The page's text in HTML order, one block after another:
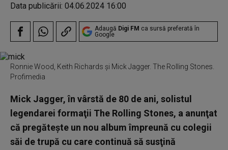
Data publicării: 04.06.2024 16:00
Adaugă Digi FM ca sursă preferată în
Google
Ronnie Wood, Keith Richards și Mick Jagger. The Rolling Stones.
Profimedia
Mick Jagger, în vârstă de 80 de ani, solistul
legendarei formaţii The Rolling Stones, a anunţat
că pregăteşte un nou album împreună cu colegii
săi de trupă cu care continuă să susţină